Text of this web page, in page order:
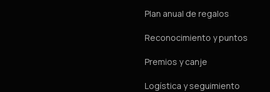
Plan anual de regalos
Reconocimiento y puntos
Premios y canje
Logística y seguimiento